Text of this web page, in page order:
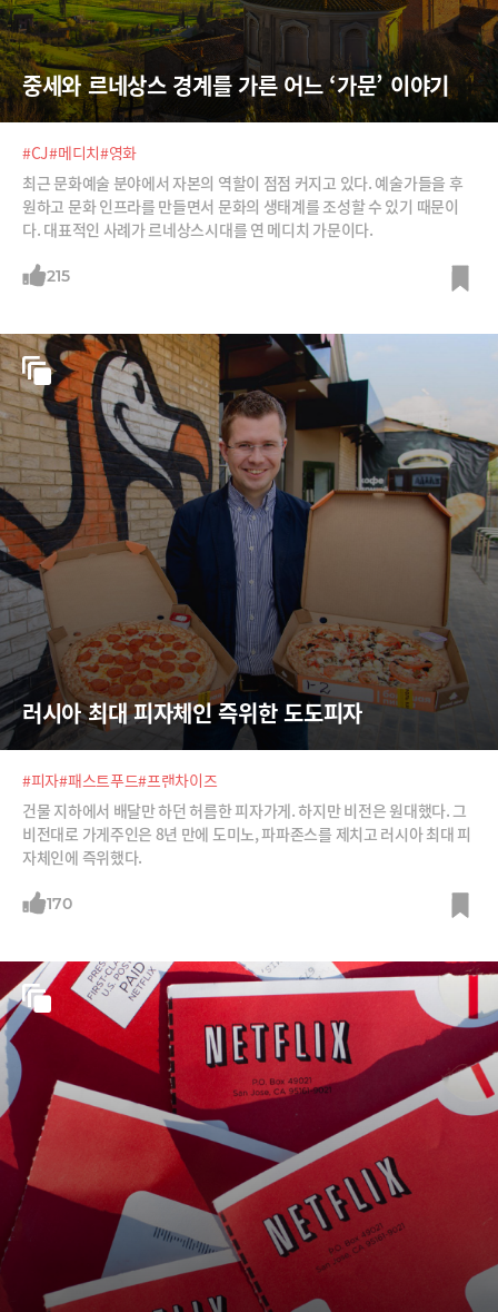
중세와 르네상스 경계를 가른 어느 ‘가문’ 이야기
#CJ#메디치#영화
최근 문화예술 분야에서 자본의 역할이 점점 커지고 있다. 예술가들을 후
원하고 문화 인프라를 만들면서 문화의 생태계를 조성할 수 있기 때문이
다. 대표적인 사례가 르네상스시대를 연 메디치 가문이다.
215
러시아 최대 피자체인 즉위한 도도피자
#피자#패스트푸드#프랜차이즈
건물 지하에서 배달만 하던 허름한 피자가게. 하지만 비전은 원대했다. 그
비전대로 가게주인은 8년 만에 도미노, 파파존스를 제치고 러시아 최대 피
자체인에 즉위했다.
170